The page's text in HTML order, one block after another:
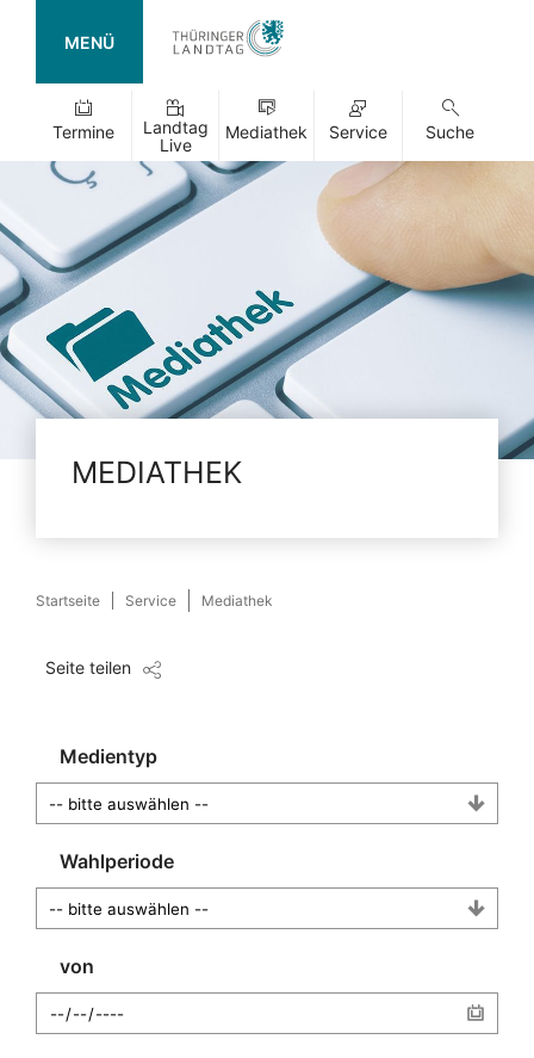
MENÜ
Termine
Landtag
Live
Mediathek Service Suche
MEDIATHEK
Startseite Service Mediathek
Seite teilen
Medientyp
Wahlperiode
von